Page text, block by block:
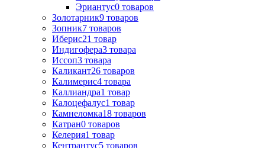
Эриантус0 товаров
Золотарник9 товаров
Зопник7 товаров
Иберис21 товар
Индигофера3 товара
Иссоп3 товара
Каликант26 товаров
Калимерис4 товара
Каллиандра1 товар
Калоцефалус1 товар
Камнеломка18 товаров
Катран0 товаров
Келерия1 товар
Кентрантус5 товаров